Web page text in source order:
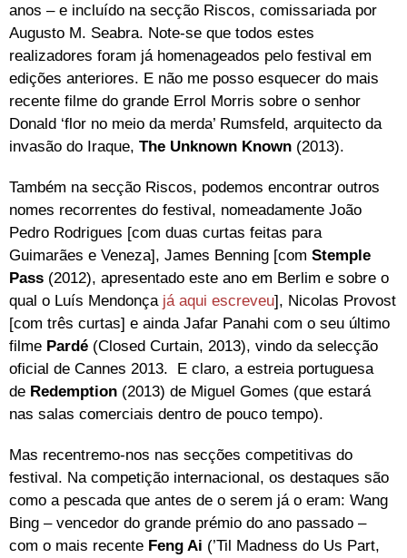
anos – e incluído na secção Riscos, comissariada por
Augusto M. Seabra. Note-se que todos estes
realizadores foram já homenageados pelo festival em
edições anteriores. E não me posso esquecer do mais
recente filme do grande Errol Morris sobre o senhor
Donald ‘flor no meio da merda’ Rumsfeld, arquitecto da
invasão do Iraque, The Unknown Known (2013).
Também na secção Riscos, podemos encontrar outros
nomes recorrentes do festival, nomeadamente João
Pedro Rodrigues [com duas curtas feitas para
Guimarães e Veneza], James Benning [com Stemple
Pass (2012), apresentado este ano em Berlim e sobre o
qual o Luís Mendonça já aqui escreveu], Nicolas Provost
[com três curtas] e ainda Jafar Panahi com o seu último
filme Pardé (Closed Curtain, 2013), vindo da selecção
oficial de Cannes 2013. E claro, a estreia portuguesa
de Redemption (2013) de Miguel Gomes (que estará
nas salas comerciais dentro de pouco tempo).
Mas recentremo-nos nas secções competitivas do
festival. Na competição internacional, os destaques são
como a pescada que antes de o serem já o eram: Wang
Bing – vencedor do grande prémio do ano passado –
com o mais recente Feng Ai (’Til Madness do Us Part,